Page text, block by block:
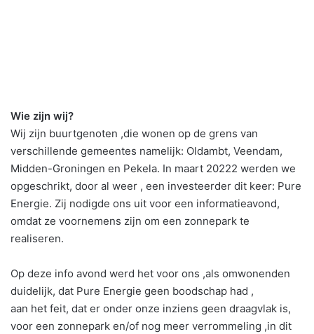
Wie zijn wij?
Wij zijn buurtgenoten ,die wonen op de grens van
verschillende gemeentes namelijk: Oldambt, Veendam,
Midden-Groningen en Pekela. In maart 20222 werden we
opgeschrikt, door al weer , een investeerder dit keer: Pure
Energie. Zij nodigde ons uit voor een informatieavond,
omdat ze voornemens zijn om een zonnepark te
realiseren.
Op deze info avond werd het voor ons ,als omwonenden
duidelijk, dat Pure Energie geen boodschap had ,
aan het feit, dat er onder onze inziens geen draagvlak is,
voor een zonnepark en/of nog meer verrommeling ,in dit